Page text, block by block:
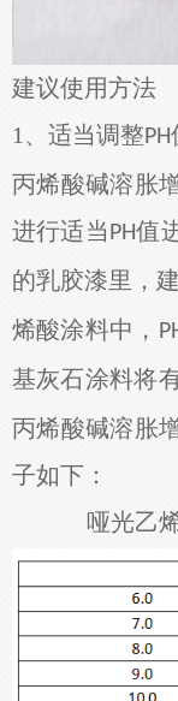
建议使用方法
1、 适当调整PH
丙烯酸碱溶胀
进行适当 PH值
的乳胶漆里，
烯酸涂料中，
基灰石涂料将
丙烯酸碱溶胀
子如下：
哑光乙